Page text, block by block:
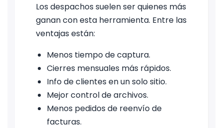
Los despachos suelen ser quienes más
ganan con esta herramienta. Entre las
ventajas están:
Menos tiempo de captura.
Cierres mensuales más rápidos.
Info de clientes en un solo sitio.
Mejor control de archivos.
Menos pedidos de reenvío de
facturas.